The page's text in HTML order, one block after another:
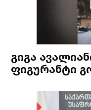
გიგა
ფიგურანტი